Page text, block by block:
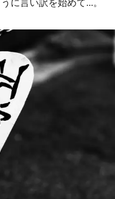
に言い訳を始めて...。